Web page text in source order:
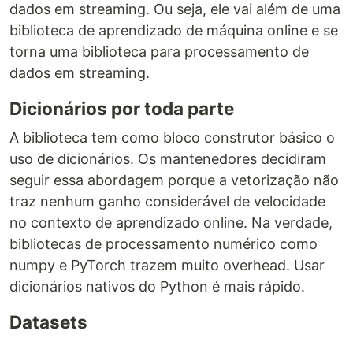
dados em streaming. Ou seja, ele vai além de uma
biblioteca de aprendizado de máquina online e se
torna uma biblioteca para processamento de
dados em streaming.
Dicionários por toda parte
A biblioteca tem como bloco construtor básico o
uso de dicionários. Os mantenedores decidiram
seguir essa abordagem porque a vetorização não
traz nenhum ganho considerável de velocidade
no contexto de aprendizado online. Na verdade,
bibliotecas de processamento numérico como
numpy e PyTorch trazem muito overhead. Usar
dicionários nativos do Python é mais rápido.
Datasets